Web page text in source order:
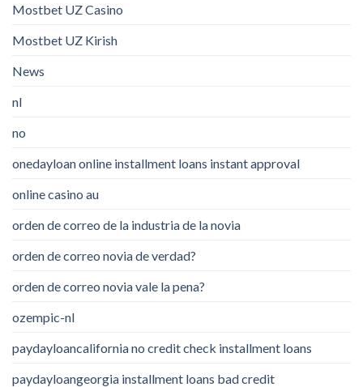
Mostbet UZ Casino
Mostbet UZ Kirish
News
nl
no
onedayloan online installment loans instant approval
online casino au
orden de correo de la industria de la novia
orden de correo novia de verdad?
orden de correo novia vale la pena?
ozempic-nl
paydayloancalifornia no credit check installment loans
paydayloangeorgia installment loans bad credit